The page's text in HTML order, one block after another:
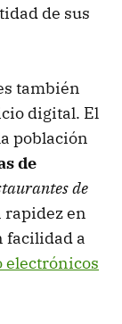
de sus
también
digital. El
población
de
de
rapidez en
facilidad a
electrónicos